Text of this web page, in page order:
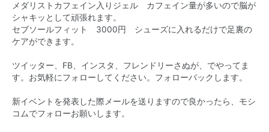
メダリストカフェイン入りジェル カフェイン量が多いので脳が
シャキッとして頑張れます。
セブソールフィット 3000円 シューズに入れるだけで足裏の
ケアができます。
ツイッター、FB、インスタ、フレンドリーさぬが、でやってま
す。お気軽にフォローしてください。フォローバックします。
新イベントを発表した際メールを送りますので良かったら、モシ
コムでフォローお願いします。